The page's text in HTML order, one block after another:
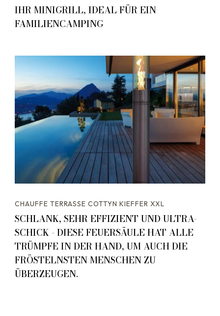
IHR MINIGRILL, IDEAL FÜR EIN
FAMILIENCAMPING
CHAUFFE TERRASSE COTTYN KIEFFER XXL
SCHLANK, SEHR EFFIZIENT UND ULTRA-
SCHICK - DIESE FEUERSÄULE HAT ALLE
TRÜMPFE IN DER HAND, UM AUCH DIE
FRÖSTELNSTEN MENSCHEN ZU
ÜBERZEUGEN.